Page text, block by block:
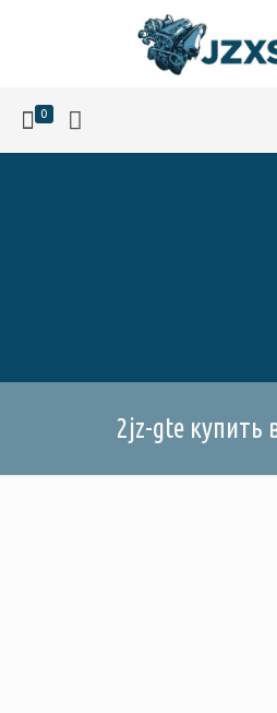
0
2jz-gte купить